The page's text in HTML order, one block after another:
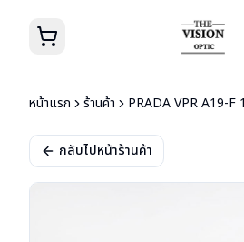
หน้าแรก ร้านค้า PRADA VPR A19-F
กลับไปหน้าร้านค้า